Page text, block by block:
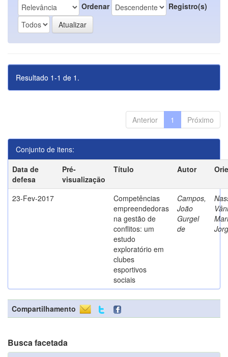
Ordenar Registro(s)
Resultado 1-1 de 1.
Anterior 1 Próximo
Conjunto de itens:
Data de
defesa
Pré-
visualização
Título Autor
23-Fev-2017
Competências
empreendedoras
na gestão de
conflitos: um
estudo
exploratório em
clubes
esportivos
sociais
Campos,
João
Gurgel
de
Compartilhamento
Busca facetada